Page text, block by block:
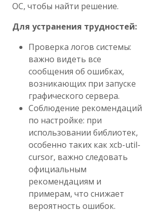
ОС, чтобы найти решение.
Для устранения трудностей:
Проверка логов системы:
важно видеть все
сообщения об ошибках,
возникающих при запуске
графического сервера.
Соблюдение рекомендаций
по настройке: при
использовании библиотек,
особенно таких как xcb-util-
cursor, важно следовать
официальным
рекомендациям и
примерам, что снижает
вероятность ошибок.